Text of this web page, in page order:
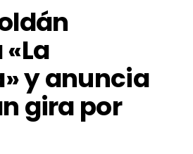
y anuncia
gira por